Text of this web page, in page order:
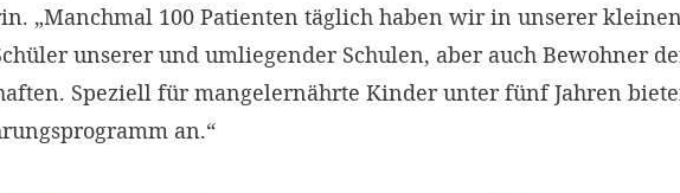
„Manchmal 100 Patienten täglich haben wir in unserer
unserer und umliegender Schulen, aber auch Bewohner
Speziell für mangelernährte Kinder unter fünf Jahren
an.“